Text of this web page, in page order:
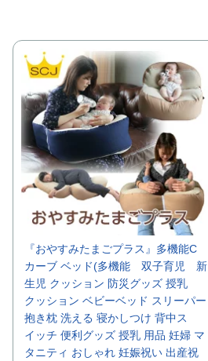
『おやすみたまごプラス』多機能C
カーブ ベッド(多機能 双子育児 新
生児 クッション 防災グッズ 授乳
クッション ベビーベッド スリーパー
抱き枕 洗える 寝かしつけ 背中ス
イッチ 便利グッズ 授乳 用品 妊婦 マ
タニティ おしゃれ 妊娠祝い 出産祝